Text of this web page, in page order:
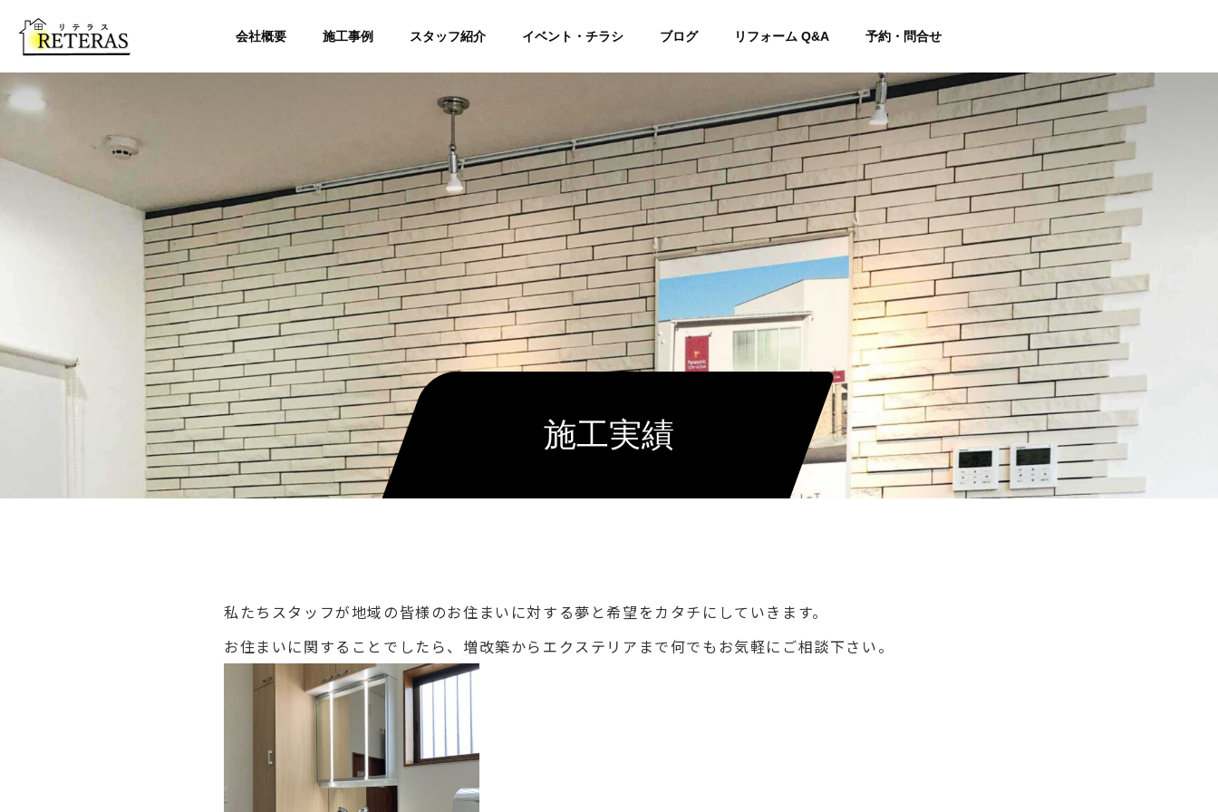
会社概要 施工事例 スタッフ紹介 イベント・チラシ ブログ リフォーム Q&A 予約・問合せ
施工実績
私たちスタッフが地域の皆様のお住まいに対する夢と希望をカタチにしていきます。
お住まいに関することでしたら、増改築からエクステリアまで何でもお気軽にご相談下さい。